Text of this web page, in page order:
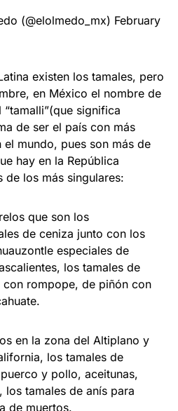
(@elolmedo_mx) February
existen los tamales, pero
en México el nombre de
significa
de ser el país con más
mundo, pues son más de
hay en la República
de los más singulares:
que son los
de ceniza junto con los
especiales de
los tamales de
rompope, de piñón con
en la zona del Altiplano y
los tamales de
y pollo, aceitunas,
los tamales de anís para
de muertos.